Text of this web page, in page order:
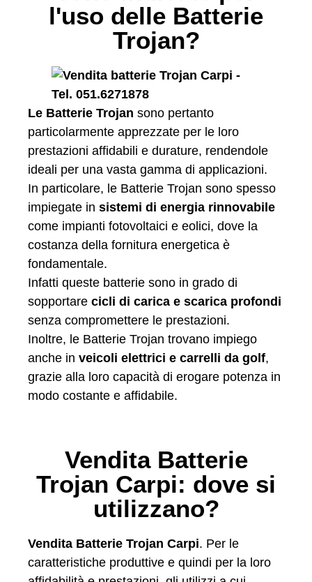
l'uso delle Batterie
Trojan?
Le Batterie Trojan sono pertanto
particolarmente apprezzate per le loro
prestazioni affidabili e durature, rendendole
ideali per una vasta gamma di applicazioni.
In particolare, le Batterie Trojan sono spesso
impiegate in sistemi di energia rinnovabile
come impianti fotovoltaici e eolici, dove la
costanza della fornitura energetica è
fondamentale.
Infatti queste batterie sono in grado di
sopportare cicli di carica e scarica profondi
senza compromettere le prestazioni.
Inoltre, le Batterie Trojan trovano impiego
anche in veicoli elettrici e carrelli da golf,
grazie alla loro capacità di erogare potenza in
modo costante e affidabile.
Vendita Batterie
Trojan Carpi: dove si
utilizzano?
Vendita Batterie Trojan Carpi. Per le
caratteristiche produttive e quindi per la loro